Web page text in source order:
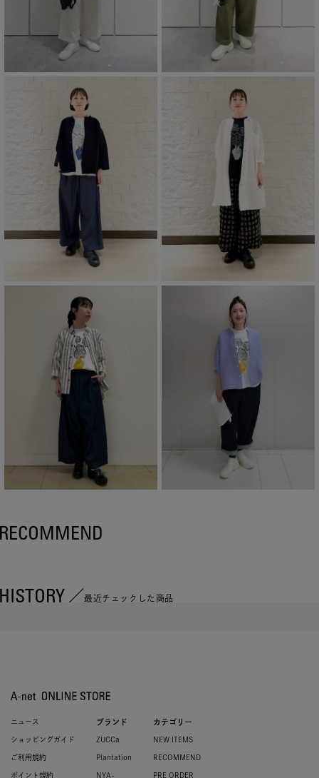
最近チェックした商品
ニュース
ショッピングガイド
ご利用規約
ポイント規約
ブランド
ZUCCa
Plantation
NYA-
カテゴリー
NEW ITEMS
RECOMMEND
PRE ORDER